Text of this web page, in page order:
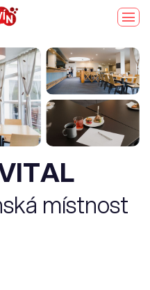
místnost